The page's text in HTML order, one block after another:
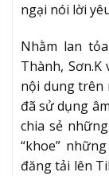
ngại nói lời
Nhằm lan
Thành,
nội dung trên
đã sử dụng
chia sẻ
“khoe”
đăng tải lên